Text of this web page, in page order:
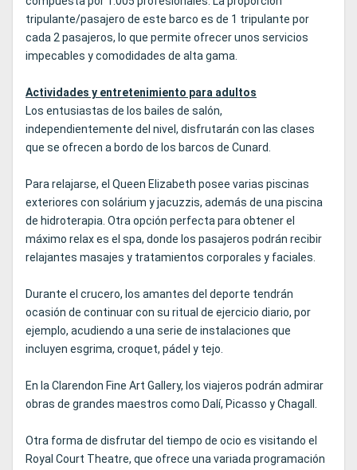
tripulante/pasajero de este barco es de 1 tripulante por
cada 2 pasajeros, lo que permite ofrecer unos servicios
impecables y comodidades de alta gama.
Actividades y entretenimiento para adultos
Los entusiastas de los bailes de salón,
independientemente del nivel, disfrutarán con las clases
que se ofrecen a bordo de los barcos de Cunard.
Para relajarse, el Queen Elizabeth posee varias piscinas
exteriores con solárium y jacuzzis, además de una piscina
de hidroterapia. Otra opción perfecta para obtener el
máximo relax es el spa, donde los pasajeros podrán recibir
relajantes masajes y tratamientos corporales y faciales.
Durante el crucero, los amantes del deporte tendrán
ocasión de continuar con su ritual de ejercicio diario, por
ejemplo, acudiendo a una serie de instalaciones que
incluyen esgrima, croquet, pádel y tejo.
En la Clarendon Fine Art Gallery, los viajeros podrán admirar
obras de grandes maestros como Dalí, Picasso y Chagall.
Otra forma de disfrutar del tiempo de ocio es visitando el
Royal Court Theatre, que ofrece una variada programación